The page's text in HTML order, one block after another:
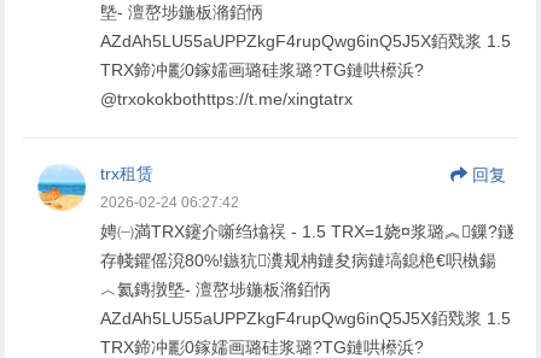
墍- 澶嶅埗鍦板潃銆怲
AZdAh5LU55aUPPZkgF4rupQwg6inQ5J5X銆戣浆 1.5
TRX鍗冲彲0鎵嬬画璐硅浆璐?TG鏈哄櫒浜?
@trxokokbothttps://t.me/xingtatrx
trx租赁 回复
2026-02-24 06:27:42
娉㈠満TRX鑳介噺绉熻祦 - 1.5 TRX=1娆¤浆璐︽鏁?鐩
存帴鑺傜渷80%!鏃犺瀵规柟鏈夋病鏈塙鎴栬€呮槸鍚
︿氦鏄撴墍- 澶嶅埗鍦板潃銆怲
AZdAh5LU55aUPPZkgF4rupQwg6inQ5J5X銆戣浆 1.5
TRX鍗冲彲0鎵嬬画璐硅浆璐?TG鏈哄櫒浜?